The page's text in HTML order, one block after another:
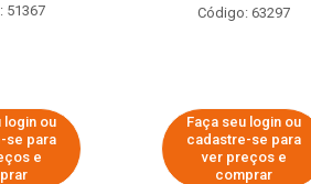
51367
login ou
se para
e
Código: 63297
Faça seu login ou
cadastre-se para
ver preços e
comprar